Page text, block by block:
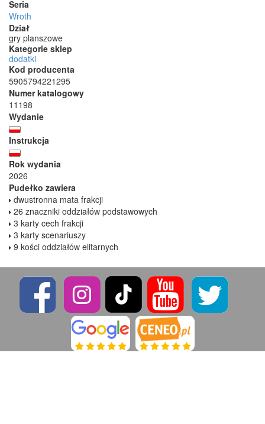
Seria
Wroth
Dział
gry planszowe
Kategorie sklep
dodatki
Kod producenta
5905794221295
Numer katalogowy
11198
Wydanie
Instrukcja
Rok wydania
2026
Pudełko zawiera
dwustronna mata frakcji
26 znaczniki oddziałów podstawowych
3 karty cech frakcji
3 karty scenariuszy
9 kości oddziałów elitarnych